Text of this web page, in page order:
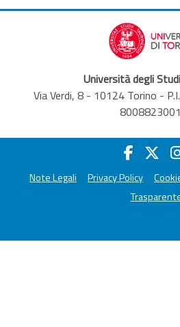
Università degli
Via Verdi, 8 - 10124 Torino -
Note Legali Privacy Policy